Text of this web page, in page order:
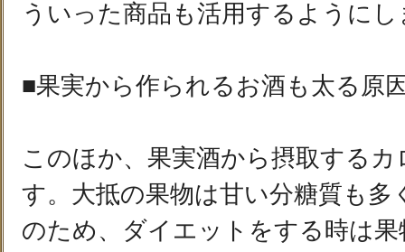
ういった商品も活用するように
■果実から作られるお酒も太る原
このほか、果実酒から摂取する
す。大抵の果物は甘い分糖質も
のため、ダイエットをする時は